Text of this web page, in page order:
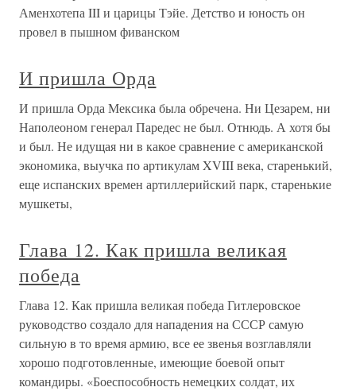
Аменхотепа III и царицы Тэйе. Детство и юность он
провел в пышном фиванском
И пришла Орда
И пришла Орда Мексика была обречена. Ни Цезарем, ни
Наполеоном генерал Паредес не был. Отнюдь. А хотя бы
и был. Не идущая ни в какое сравнение с американской
экономика, выучка по артикулам XVIII века, старенький,
еще испанских времен артиллерийский парк, старенькие
мушкеты,
Глава 12. Как пришла великая
победа
Глава 12. Как пришла великая победа Гитлеровское
руководство создало для нападения на СССР самую
сильную в то время армию, все ее звенья возглавляли
хорошо подготовленные, имеющие боевой опыт
командиры. «Боеспособность немецких солдат, их